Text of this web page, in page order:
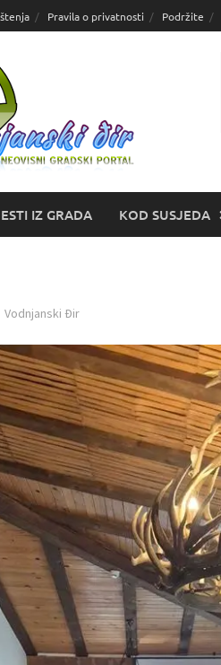
Pravila o privatnosti Podržite
IZ GRADA KOD SUSJEDA
Vodnjanski Đir